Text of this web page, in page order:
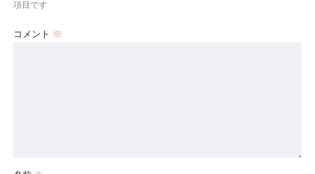
項目です
コメント ※